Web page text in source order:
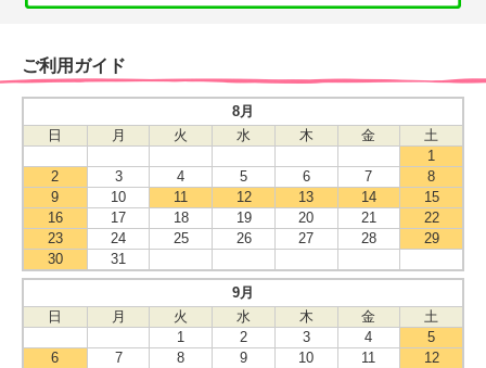
ご利用ガイド
8月
日
月 火 水 木 金
土
1
2
3 4 5 6 7
8
9
10 11 12 13 14
15
16
17 18 19 20 21
22
23
24 25 26 27 28
29
30
31
9月
日
月 火 水 木 金
土
1
2 3 4
5
6
7 8 9 10 11
12